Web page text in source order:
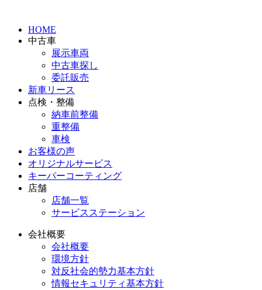
HOME
中古車
展示車両
中古車探し
委託販売
新車リース
点検・整備
納車前整備
重整備
車検
お客様の声
オリジナルサービス
キーパーコーティング
店舗
店舗一覧
サービスステーション
会社概要
会社概要
環境方針
対反社会的勢力基本方針
情報セキュリティ基本方針